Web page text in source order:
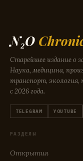
N₂O
Старейшее издание о
Наука, медицина,
транспорт, экология,
с 2026 года.
TELEGRAM YOUTUBE
РАЗДЕЛЫ
Открытия